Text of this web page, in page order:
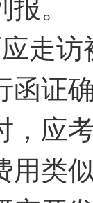
。
应走
函证
，应
用类